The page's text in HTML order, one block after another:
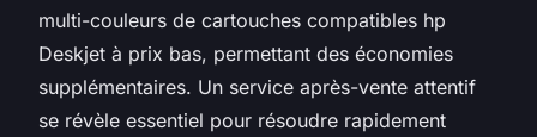
multi-couleurs de cartouches compatibles hp
Deskjet à prix bas, permettant des économies
supplémentaires. Un service après-vente attentif
se révèle essentiel pour résoudre rapidement